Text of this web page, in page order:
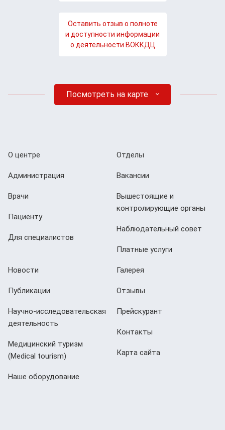
Оставить отзыв о полноте
и доступности информации
о деятельности ВОККДЦ
Посмотреть на карте
О центре
Администрация
Врачи
Пациенту
Для специалистов
Отделы
Вакансии
Вышестоящие и
контролирующие органы
Наблюдательный совет
Платные услуги
Новости
Публикации
Научно-исследовательская
деятельность
Медицинский туризм
(Мedical tourism)
Наше оборудование
Галерея
Отзывы
Прейскурант
Контакты
Карта сайта